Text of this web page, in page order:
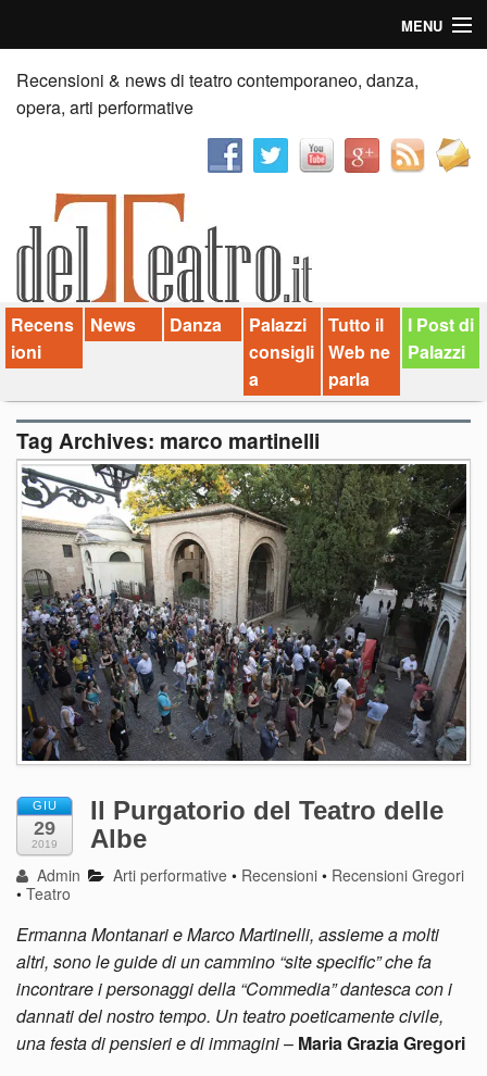
MENU
Home
Recensioni
News
Palazzi consiglia
Video
Chi siamo
Contatti
dT in English
Recensioni & news di teatro contemporaneo, danza,
opera, arti performative
Recens
ioni
News Danza
Palazzi
consigli
a
Tutto il
Web ne
parla
I Post di
Palazzi
Tag Archives: marco martinelli
GIU
29
2019
Il Purgatorio del Teatro delle
Albe
Admin Arti performative • Recensioni • Recensioni Gregori
• Teatro
Ermanna Montanari e Marco Martinelli, assieme a molti
altri, sono le guide di un cammino “site specific” che fa
incontrare i personaggi della “Commedia” dantesca con i
dannati del nostro tempo. Un teatro poeticamente civile,
una festa di pensieri e di immagini– Maria Grazia Gregori